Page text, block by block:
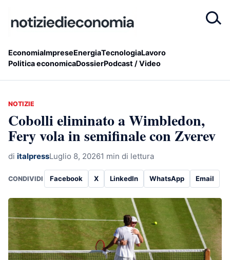
EconomiaImpreseEnergiaTecnologiaLavoro
Politica economicaDossierPodcast / Video
NOTIZIE
Cobolli eliminato a Wimbledon,
Fery vola in semifinale con Zverev
di italpressLuglio 8, 20261 min di lettura
CONDIVIDI Facebook X LinkedIn WhatsApp Email